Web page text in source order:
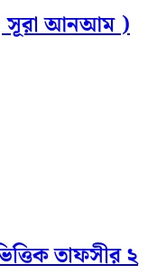
সূরা আনআম )
তাফসীর ২